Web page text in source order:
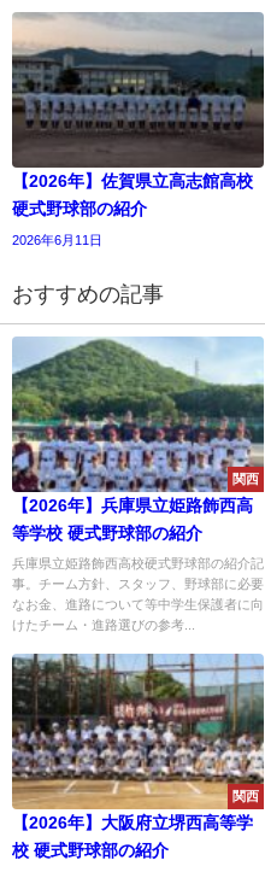
【2026年】佐賀県立高志館高校
硬式野球部の紹介
2026年6月11日
おすすめの記事
関西
【2026年】兵庫県立姫路飾西高
等学校 硬式野球部の紹介
兵庫県立姫路飾西高校硬式野球部の紹介記
事。チーム方針、スタッフ、野球部に必要
なお金、進路について等中学生保護者に向
けたチーム・進路選びの参考...
関西
【2026年】大阪府立堺西高等学
校 硬式野球部の紹介